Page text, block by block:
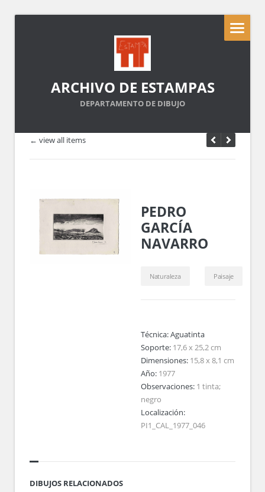
ARCHIVO DE ESTAMPAS
DEPARTAMENTO DE DIBUJO
← view all items
PEDRO
GARCÍA
NAVARRO
Naturaleza Paisaje
Técnica:Aguatinta
Soporte: 17,6 x 25,2 cm
Dimensiones: 15,8 x 8,1 cm
Año: 1977
Observaciones: 1 tinta;
negro
Localización:
PI1_CAL_1977_046
DIBUJOS RELACIONADOS